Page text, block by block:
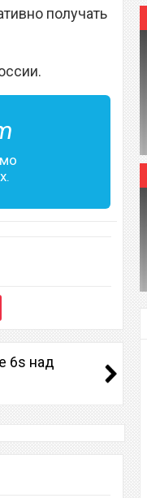
получать
6s над